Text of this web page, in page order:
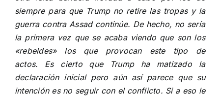
siempre para que Trump no retire las tropas y la
guerra contra Assad continúe. De hecho, no sería
la primera vez que se acaba viendo que son los
«rebeldes» los que provocaneste tipo de
actos. Es cierto que Trump ha matizado la
declaración inicialpero aún así parece que su
intención es no seguir con el conflicto. Si a eso le